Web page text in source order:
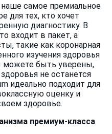
самое премиальное
для тех, кто хочет
диагностику. В
входит в пакет, а
такие как коронарная
изучения здоровья
можете быть уверены,
не останется
идеально подходит для
оценку и
здоровье.
премиум-класса